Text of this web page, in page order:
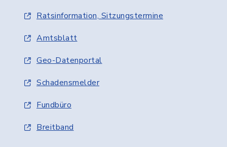
Ratsinformation, Sitzungstermine
Amtsblatt
Geo-Datenportal
Schadensmelder
Fundbüro
Breitband